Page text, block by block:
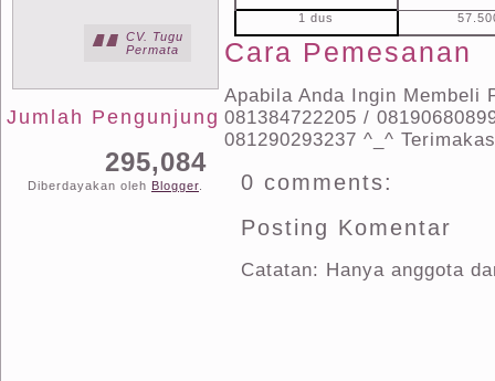
CV. Tugu
Permata
Jumlah Pengunjung
295,084
Diberdayakan oleh Blogger
1 dus
Cara Pemesanan
Apabila Anda Ingin Membeli
081384722205 /
081290293237 ^_^
0 comments:
Posting Komentar
Catatan: Hanya anggota